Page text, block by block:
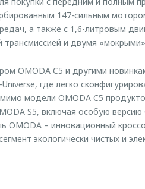
147-сильным
а также c 1,6-литровым
трансмиссией и двумя
OMODA C5 и другими
где легко
модели OMODA C5
S5, включая особую версию
– инновационный
экологически чистых и